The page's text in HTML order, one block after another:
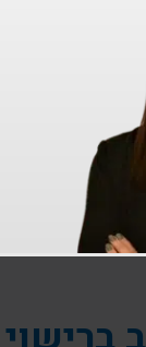
ודורש תשומת
על הגשת כל
בתהליך,
מקצועיים